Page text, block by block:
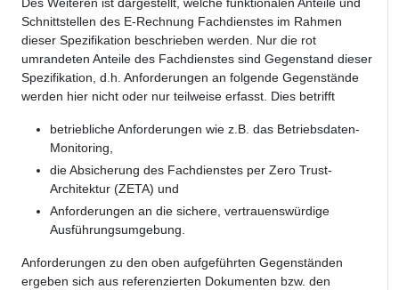
Schnittstellen des E-Rechnung Fachdienstes im Rahmen
dieser Spezifikation beschrieben werden. Nur die rot
umrandeten Anteile des Fachdienstes sind Gegenstand dieser
Spezifikation, d.h. Anforderungen an folgende Gegenstände
werden hier nicht oder nur teilweise erfasst. Dies betrifft
betriebliche Anforderungen wie z.B. das Betriebsdaten-
Monitoring,
die Absicherung des Fachdienstes per Zero Trust-
Architektur (ZETA) und
Anforderungen an die sichere, vertrauenswürdige
Ausführungsumgebung.
Anforderungen zu den oben aufgeführten Gegenständen
ergeben sich aus referenzierten Dokumenten bzw. den